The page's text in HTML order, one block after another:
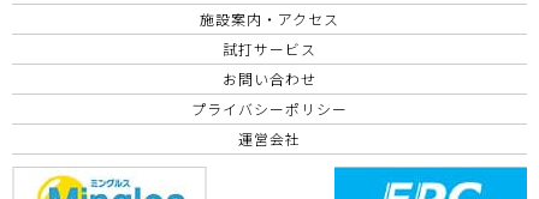
施設案内・アクセス
試打サービス
お問い合わせ
プライバシーポリシー
運営会社